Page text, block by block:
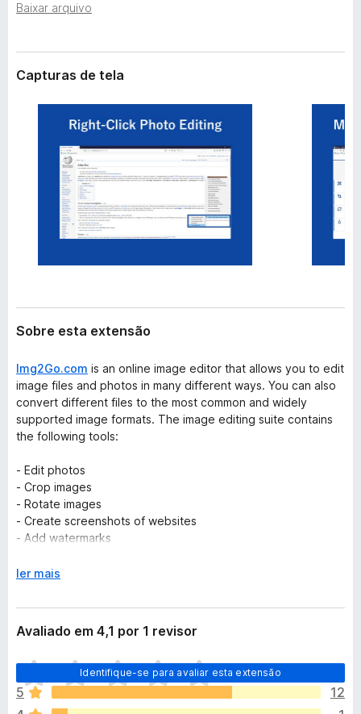
r
e
f
o
x
Baixar arquivo
n
Capturas de tela
Sobre esta extensão
Img2Go.com is an online image editor that allows you to edit
image files and photos in many different ways. You can also
convert different files to the most common and widely
supported image formats. The image editing suite contains
the following tools:
- Edit photos
- Crop images
- Rotate images
- Create screenshots of websites
- Add watermarks
- Change image dimensions
- Convert images to documents
There are several different things you can do with this image
- Turn PDFs and other documents into images
- Add drawings, boxes, arrows or texts to an image
E
p
a
n
r
p
ler mais
Avaliado em 4,1 por 1 revisor
Identifique-se para avaliar esta extensão
A
i
n
5
12